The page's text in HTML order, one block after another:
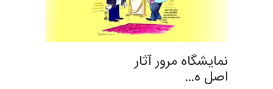
نمایشگاه مرور آثار
اصل ه…